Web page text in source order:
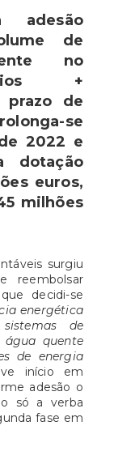
adesão
de
no
+
prazo de
se
2022 e
dotação
euros,
milhões
surgiu
reembolsar
decidi-se
energética
de
quente
de energia
início em
adesão o
só a verba
fase em